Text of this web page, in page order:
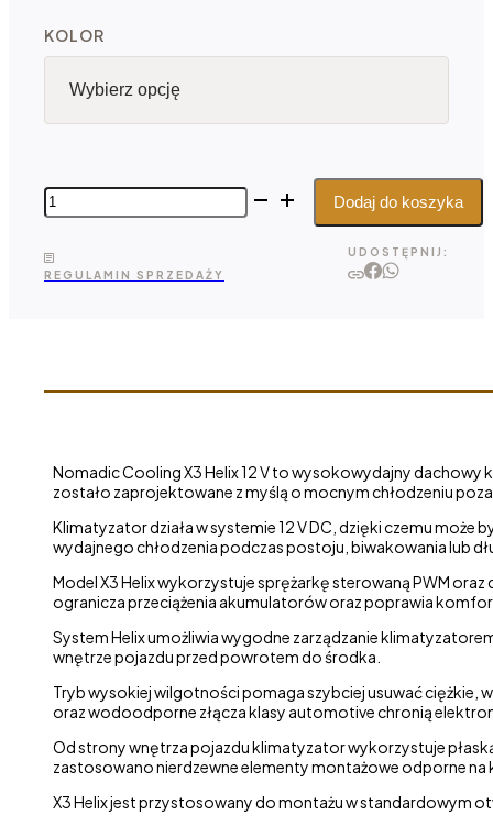
KOLOR
ilość
Nomadic
X3
Helix
Dodaj do koszyka
REGULAMIN SPRZEDAŻY
UDOSTĘPNIJ:
Nomadic Cooling X3 Helix 12 V to wysokowydajny
zostało zaprojektowane z myślą o mocnym chłodzeniu
Klimatyzator działa w systemie 12 V DC, dzięki czemu
wydajnego chłodzenia podczas postoju, biwakowania lub
Model X3 Helix wykorzystuje sprężarkę sterowaną PWM
ogranicza przeciążenia akumulatorów oraz poprawia
System Helix umożliwia wygodne zarządzanie
wnętrze pojazdu przed powrotem do środka.
Tryb wysokiej wilgotności pomaga szybciej usuwać ciężkie,
oraz wodoodporne złącza klasy automotive chronią
Od strony wnętrza pojazdu klimatyzator wykorzystuje
zastosowano nierdzewne elementy montażowe odporne na
X3 Helix jest przystosowany do montażu w standardowym